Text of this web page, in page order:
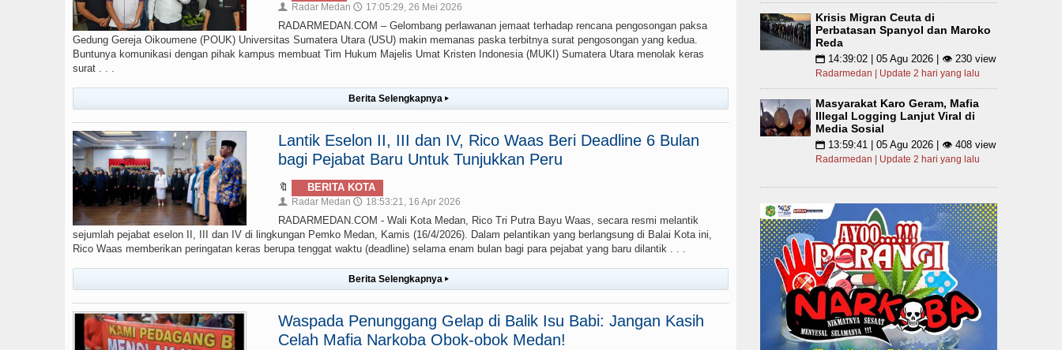
👤 Radar Medan 🕔 17:05:29, 26 Mei 2026
RADARMEDAN.COM – Gelombang perlawanan jemaat terhadap rencana pengosongan paksa
Gedung Gereja Oikoumene (POUK) Universitas Sumatera Utara (USU) makin memanas paska terbitnya surat pengosongan yang kedua.
Buntunya komunikasi dengan pihak kampus membuat Tim Hukum Majelis Umat Kristen Indonesia (MUKI) Sumatera Utara menolak keras
surat . . .
Berita Selengkapnya ▸
Lantik Eselon II, III dan IV, Rico Waas Beri Deadline 6 Bulan
bagi Pejabat Baru Untuk Tunjukkan Peru
🔖 BERITA KOTA
👤 Radar Medan 🕔 18:53:21, 16 Apr 2026
RADARMEDAN.COM - Wali Kota Medan, Rico Tri Putra Bayu Waas, secara resmi melantik
sejumlah pejabat eselon II, III dan IV di lingkungan Pemko Medan, Kamis (16/4/2026). Dalam pelantikan yang berlangsung di Balai Kota ini,
Rico Waas memberikan peringatan keras berupa tenggat waktu (deadline) selama enam bulan bagi para pejabat yang baru dilantik . . .
Berita Selengkapnya ▸
Waspada Penunggang Gelap di Balik Isu Babi: Jangan Kasih
Celah Mafia Narkoba Obok-obok Medan!
Krisis Migran Ceuta di
Perbatasan Spanyol dan Maroko
Reda
📅 14:39:02 | 05 Agu 2026 | 👁 230 view
Radarmedan | Update 2 hari yang lalu
Masyarakat Karo Geram, Mafia
Illegal Logging Lanjut Viral di
Media Sosial
📅 13:59:41 | 05 Agu 2026 | 👁 408 view
Radarmedan | Update 2 hari yang lalu